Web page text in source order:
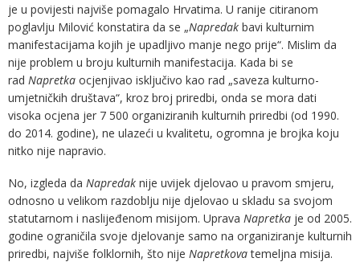
je u povijesti najviše pomagalo Hrvatima. U ranije citiranom
poglavlju Milović konstatira da se „Napredak bavi kulturnim
manifestacijama kojih je upadljivo manje nego prije“. Mislim da
nije problem u broju kulturnih manifestacija. Kada bi se
rad Napretka ocjenjivao isključivo kao rad „saveza kulturno-
umjetničkih društava“, kroz broj priredbi, onda se mora dati
visoka ocjena jer 7 500 organiziranih kulturnih priredbi (od 1990.
do 2014. godine), ne ulazeći u kvalitetu, ogromna je brojka koju
nitko nije napravio.
No, izgleda da Napredak nije uvijek djelovao u pravom smjeru,
odnosno u velikom razdoblju nije djelovao u skladu sa svojom
statutarnom i naslijeđenom misijom. Uprava Napretka je od 2005.
godine ograničila svoje djelovanje samo na organiziranje kulturnih
priredbi, najviše folklornih, što nije Napretkovatemeljna misija.